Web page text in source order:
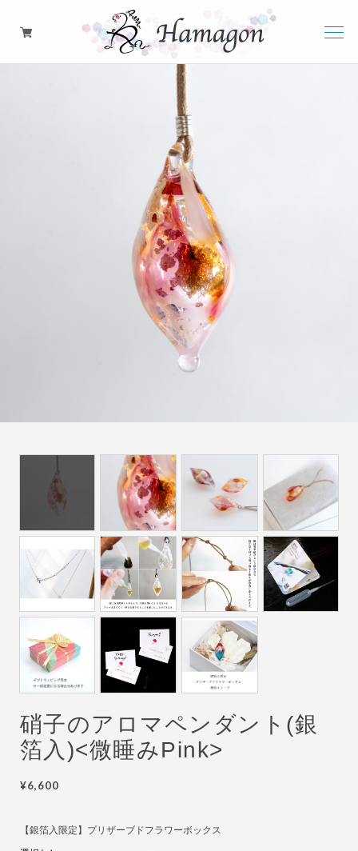
硝子のアロマペンダント
ピアス・イヤリング・イヤーカフ
硝子のアロマペンダント(銀
箔入)<微睡みPink>
¥6,600
【銀箔入限定】プリザーブドフラワーボックス